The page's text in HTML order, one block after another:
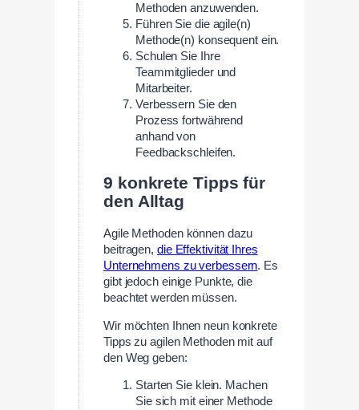
Methoden anzuwenden.
Führen Sie die agile(n)
Methode(n) konsequent ein.
Schulen Sie Ihre
Teammitglieder und
Mitarbeiter.
Verbessern Sie den
Prozess fortwährend
anhand von
Feedbackschleifen.
9 konkrete Tipps für
den Alltag
Agile Methoden können dazu
beitragen, die Effektivität Ihres
Unternehmens zu verbessern. Es
gibt jedoch einige Punkte, die
beachtet werden müssen.
Wir möchten Ihnen neun konkrete
Tipps zu agilen Methoden mit auf
den Weg geben:
Starten Sie klein. Machen
Sie sich mit einer Methode